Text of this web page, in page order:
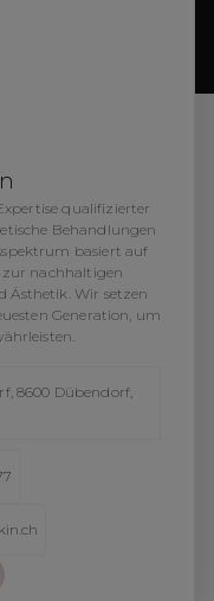
qualifizierter
Behandlungen
basiert auf
zur nachhaltigen
Ästhetik. Wir setzen
Generation, um
8600 Dübendorf,